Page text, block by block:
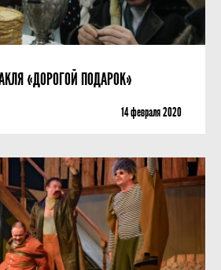
«ДОРОГОЙ ПОДАРОК»
14 февраля 2020